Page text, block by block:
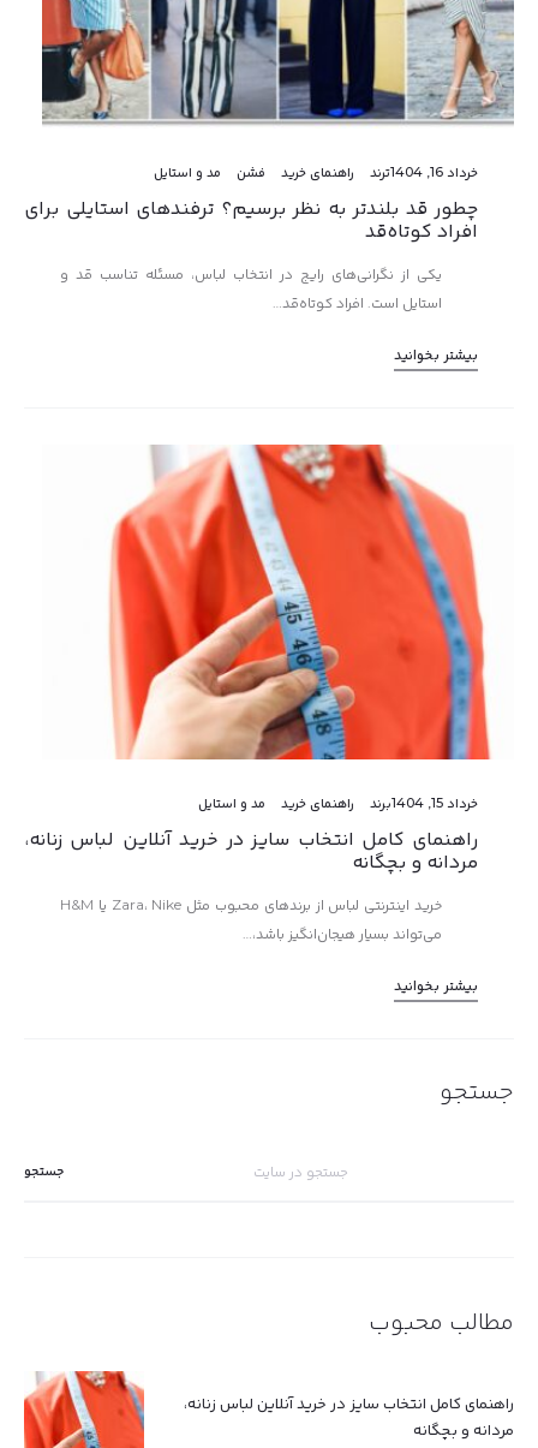
خرداد 16, 1404 ترند راهنمای خرید فشن مد و استایل
چطور قد بلندتر به نظر برسیم؟ ترفندهای استایلی برای
افراد کوتاه‌قد
یکی از نگرانی‌های رایج در انتخاب لباس، مسئله تناسب قد و
استایل است. افراد کوتاه‌قد…
بیشتر بخوانید
خرداد 15, 1404 برند راهنمای خرید مد و استایل
راهنمای کامل انتخاب سایز در خرید آنلاین لباس زنانه،
مردانه و بچگانه
خرید اینترنتی لباس از برندهای محبوب مثل Zara، Nike یا H&M
می‌تواند بسیار هیجان‌انگیز باشد،…
بیشتر بخوانید
جستجو
مطالب محبوب
راهنمای کامل انتخاب سایز در خرید آنلاین لباس زنانه،
مردانه و بچگانه